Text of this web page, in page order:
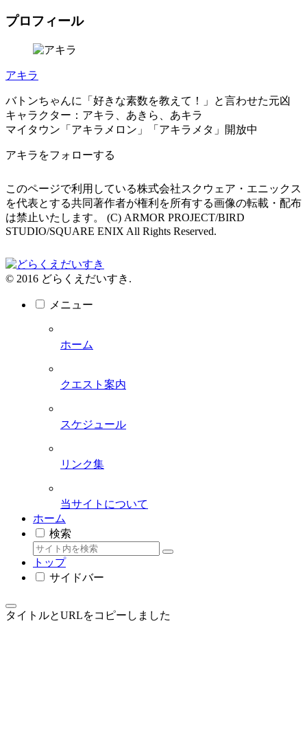
プロフィール
アキラ
バトンちゃんに「好きな素数を教えて！」と言わせた元凶
キャラクター：アキラ、あきら、あキラ
マイタウン「アキラメロン」「アキラメタ」開放中
アキラをフォローする
このページで利用している株式会社スクウェア・エニックス
を代表とする共同著作者が権利を所有する画像の転載・配布
は禁止いたします。 (C) ARMOR PROJECT/BIRD
STUDIO/SQUARE ENIX All Rights Reserved.
© 2016 どらくえだいすき.
メニュー
ホーム
クエスト案内
スケジュール
リンク集
当サイトについて
ホーム
検索
トップ
サイドバー
タイトルとURLをコピーしました